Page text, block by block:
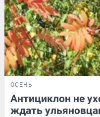
ОСЕНЬ
Антициклон не
ждать